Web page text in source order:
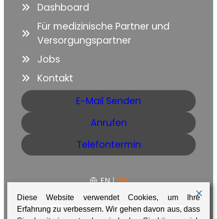
Dashboard
Für medizinische Partner und
Versorgungspartner
Jobs
Kontakt
E-Mail Senden
Anrufen
Telefontermin
EN | DE
Diese Website verwendet Cookies, um Ihre
Erfahrung zu verbessern. Wir gehen davon aus, dass